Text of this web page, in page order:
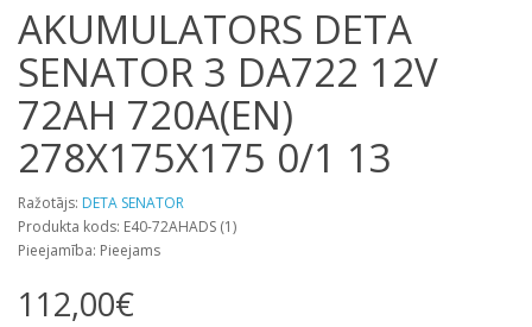
AKUMULATORS DETA
SENATOR 3 DA722 12V
72AH 720A(EN)
278X175X175 0/1 13
Ražotājs: DETA SENATOR
Produkta kods: E40-72AHADS (1)
Pieejamība: Pieejams
112,00€